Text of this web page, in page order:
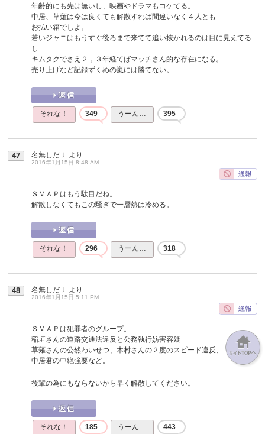
年齢的にも先は無いし、映画やドラマもコケてる。
中居、草薙は今は良くても解散すれば間違いなく４人とも
お払い箱でしよ。
若いジャニはもうすぐ後ろまで来てて追い抜かれるのは目に見えてる
し
キムタクでさえ２，３年経てばマッチさん的な存在になる。
売り上げなど記録ずくめの嵐には勝てない。
それな！ 349 うーん… 395
47 名無しだＪ より
2016年1月15日 8:48 AM
ＳＭＡＰはもう駄目だね。
解散しなくてもこの騒ぎで一層熱は冷める。
それな！ 296 うーん… 318
48 名無しだＪ より
2016年1月15日 5:11 PM
ＳＭＡＰは犯罪者のグループ。
稲垣さんの道路交通法違反と公務執行妨害容疑
草薙さんの公然わいせつ、木村さんの２度のスピード違反、
中居君の中絶強要など。
後輩の為にもならないから早く解散してください。
それな！ 185 うーん… 443